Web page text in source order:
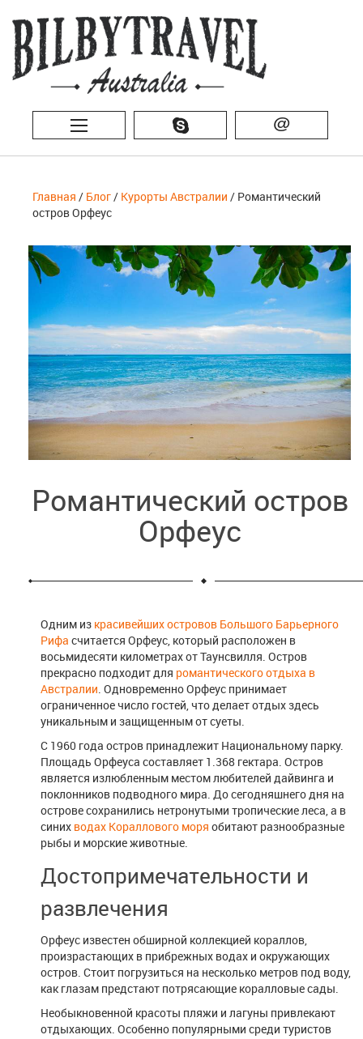
@
Главная / Блог/ Курорты Австралии / Романтический
остров Орфеус
Романтический остров
Орфеус
Одним из красивейших островов Большого Барьерного
Рифа считается Орфеус, который расположен в
восьмидесяти километрах от Таунсвилля. Остров
прекрасно подходит для романтического отдыха в
Австралии. Одновременно Орфеус принимает
ограниченное число гостей, что делает отдых здесь
уникальным и защищенным от суеты.
С 1960 года остров принадлежит Национальному парку.
Площадь Орфеуса составляет 1.368 гектара. Остров
является излюбленным местом любителей дайвинга и
поклонников подводного мира. До сегодняшнего дня на
острове сохранились нетронутыми тропические леса, а в
синих водах Кораллового моря обитают разнообразные
рыбы и морские животные.
Достопримечательности и
развлечения
Орфеус известен обширной коллекцией кораллов,
произрастающих в прибрежных водах и окружающих
остров. Стоит погрузиться на несколько метров под воду,
как глазам предстают потрясающие коралловые сады.
Необыкновенной красоты пляжи и лагуны привлекают
отдыхающих. Особенно популярными среди туристов